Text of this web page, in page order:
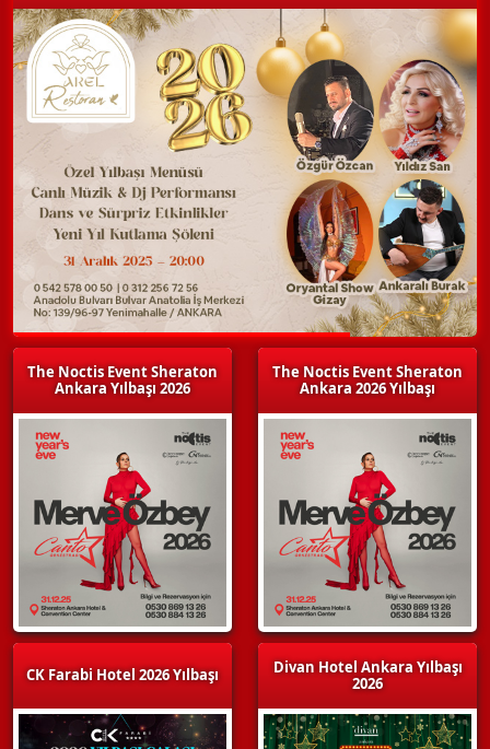
The Noctis Event Sheraton
Ankara Yılbaşı 2026
CK Farabi Hotel 2026 Yılbaşı
The Noctis Event Sheraton
Ankara 2026 Yılbaşı
Divan Hotel Ankara Yılbaşı
2026